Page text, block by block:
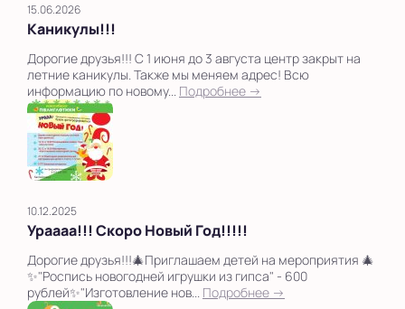
15.06.2026
Каникулы!!!
Дорогие друзья!!! С 1 июня до 3 августа центр закрыт на
летние каникулы. Также мы меняем адрес! Всю
информацию по новому... Подробнее →
10.12.2025
Ураааа!!! Скоро Новый Год!!!!!
Дорогие друзья!!!🎄Приглашаем детей на мероприятия 🎄
✨"Роспись новогодней игрушки из гипса" - 600
рублей✨"Изготовление нов... Подробнее →